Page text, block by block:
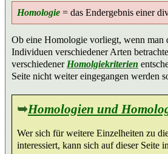
Homologie= das Endergebnis einer
Ob eine Homologie vorliegt, wenn man
Individuen verschiedener Arten
verschiedener Homolgiekriterien
Seite nicht weiter eingegangen werden
➥Homologien und
Wer sich für weitere Einzelheiten zu
interessiert, kann sich auf dieser Seite